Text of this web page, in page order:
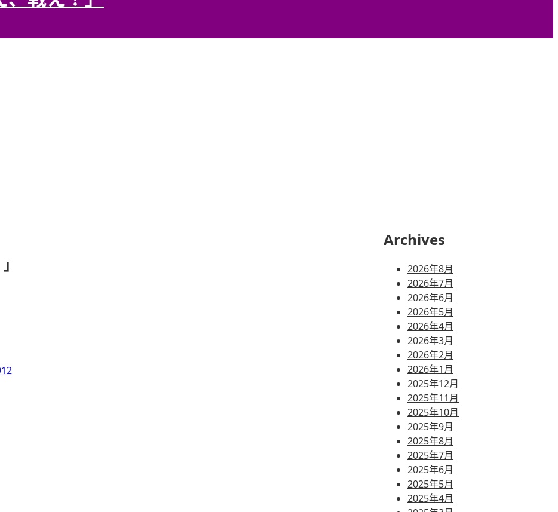
Archives
2026年8月
2026年7月
2026年6月
2026年5月
2026年4月
2026年3月
2026年2月
2026年1月
2025年12月
2025年11月
2025年10月
2025年9月
2025年8月
2025年7月
2025年6月
2025年5月
2025年4月